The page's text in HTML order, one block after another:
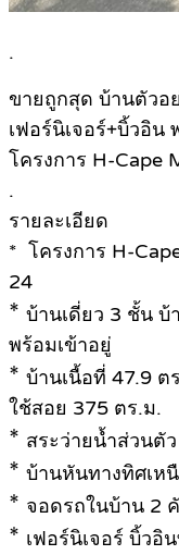
.
ขายถูกสุด บ้านตัวอ
เฟอร์นิเจอร์+บิ้วอิน
โครงการ H-Cape
.
รายละเอียด
* โครงการ H-
24
* บ้านเดี่ยว 3 ชั้น
พร้อมเข้าอยู่
* บ้านเนื้อที่ 47.9
ใช้สอย 375 ตร.ม.
* สระว่ายน้ำส่วนตั
* บ้านหันทางทิศเห
* จอดรถในบ้าน 2
* เฟอร์นิเจอร์ บิ้วอิ